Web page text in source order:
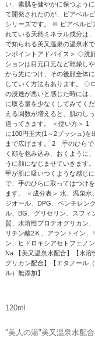
い、素肌を健やかに保つよう
て開発されたのが、ピアベル
シリーズです。 ※ ピアベルピ
れている天然ミネラル成分は
で知られる美又温泉の温泉水
ンポイントアドバイス＞ ◇洗
ションは目元口元など乾燥し
から先につけ、その後顔全体
していく方法もあります。 ◇
の浸透が悪いと感じた時には
に取る量を少なくしてみてく
える回数が増えると、肌のし
違ってきます。 ＜使い方＞ 1
に100円玉大(1～2プッシュ)を
まで広げます。 2 手のひらで
く顔を包み込み、おくように
うに顔になじませていきます
甲が肌に吸いつくような感じ
で、手のひらに取ってはつけ
ます。 ＜成分表＞ 水、温泉水
ジオール、DPG、ペンチレン
ル、BG、グリセリン、スフィ
質、水溶性プロテオグリカン
リチン酸2Ｋ、アラントイン、
ン、ヒドロキシアセトフェノ
Na 【美又温泉水配合】【水溶
グリカン配合】【エタノール
ル）無添加】
120ml
"美人の湯"美又温泉水配合